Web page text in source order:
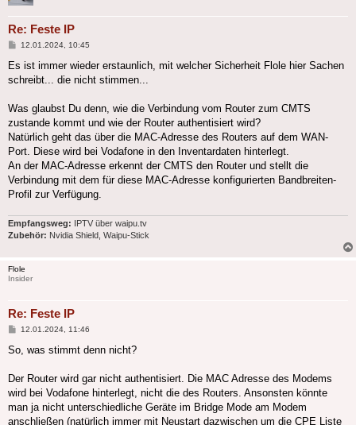
Re: Feste IP
Beitrag
12.01.2024, 10:45
Es ist immer wieder erstaunlich, mit welcher Sicherheit Flole hier Sachen
schreibt... die nicht stimmen...
Was glaubst Du denn, wie die Verbindung vom Router zum CMTS
zustande kommt und wie der Router authentisiert wird?
Natürlich geht das über die MAC-Adresse des Routers auf dem WAN-
Port. Diese wird bei Vodafone in den Inventardaten hinterlegt.
An der MAC-Adresse erkennt der CMTS den Router und stellt die
Verbindung mit dem für diese MAC-Adresse konfigurierten Bandbreiten-
Profil zur Verfügung.
Empfangsweg: IPTV über waipu.tv
Zubehör: Nvidia Shield, Waipu-Stick
Flole
Insider
Re: Feste IP
Beitrag
12.01.2024, 11:46
So, was stimmt denn nicht?
Der Router wird gar nicht authentisiert. Die MAC Adresse des Modems
wird bei Vodafone hinterlegt, nicht die des Routers. Ansonsten könnte
man ja nicht unterschiedliche Geräte im Bridge Mode am Modem
anschließen (natürlich immer mit Neustart dazwischen um die CPE Liste